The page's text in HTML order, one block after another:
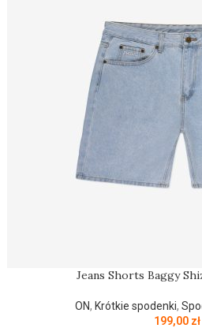
Jeans Shorts Baggy
ON, Krótkie spodenki,
199,00 zł